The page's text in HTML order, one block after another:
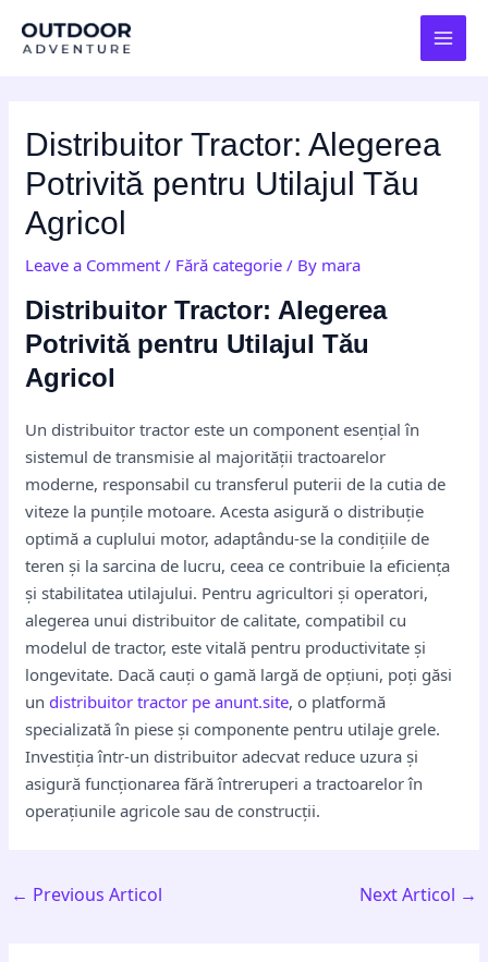
Distribuitor Tractor: Alegerea
Potrivită pentru Utilajul Tău
Agricol
Leave a Comment / Fără categorie / By mara
Distribuitor Tractor: Alegerea
Potrivită pentru Utilajul Tău
Agricol
Un distribuitor tractor este un component esențial în
sistemul de transmisie al majorității tractoarelor
moderne, responsabil cu transferul puterii de la cutia de
viteze la punțile motoare. Acesta asigură o distribuție
optimă a cuplului motor, adaptându-se la condițiile de
teren și la sarcina de lucru, ceea ce contribuie la eficiența
și stabilitatea utilajului. Pentru agricultori și operatori,
alegerea unui distribuitor de calitate, compatibil cu
modelul de tractor, este vitală pentru productivitate și
longevitate. Dacă cauți o gamă largă de opțiuni, poți găsi
undistribuitor tractor pe anunt.site, o platformă
specializată în piese și componente pentru utilaje grele.
Investiția într-un distribuitor adecvat reduce uzura și
asigură funcționarea fără întreruperi a tractoarelor în
operațiunile agricole sau de construcții.
navigation
← Previous Articol Next Articol →